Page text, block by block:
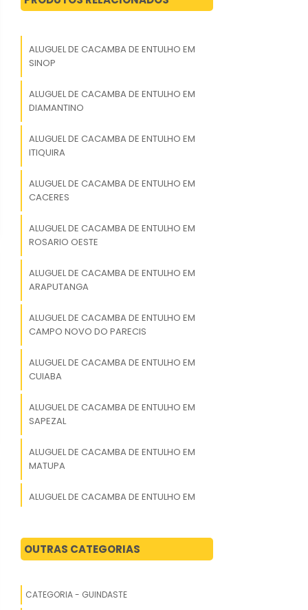
ALUGUEL DE CACAMBA DE ENTULHO EM
SINOP
ALUGUEL DE CACAMBA DE ENTULHO EM
DIAMANTINO
ALUGUEL DE CACAMBA DE ENTULHO EM
ITIQUIRA
ALUGUEL DE CACAMBA DE ENTULHO EM
CACERES
ALUGUEL DE CACAMBA DE ENTULHO EM
ROSARIO OESTE
ALUGUEL DE CACAMBA DE ENTULHO EM
ARAPUTANGA
ALUGUEL DE CACAMBA DE ENTULHO EM
CAMPO NOVO DO PARECIS
ALUGUEL DE CACAMBA DE ENTULHO EM
CUIABA
ALUGUEL DE CACAMBA DE ENTULHO EM
SAPEZAL
ALUGUEL DE CACAMBA DE ENTULHO EM
MATUPA
ALUGUEL DE CACAMBA DE ENTULHO EM
ALUGUEL DE CACAMBA DE ENTULHO EM
QUERENCIA
PEDRA PRETA
OUTRAS CATEGORIAS
CATEGORIA - GUINDASTE